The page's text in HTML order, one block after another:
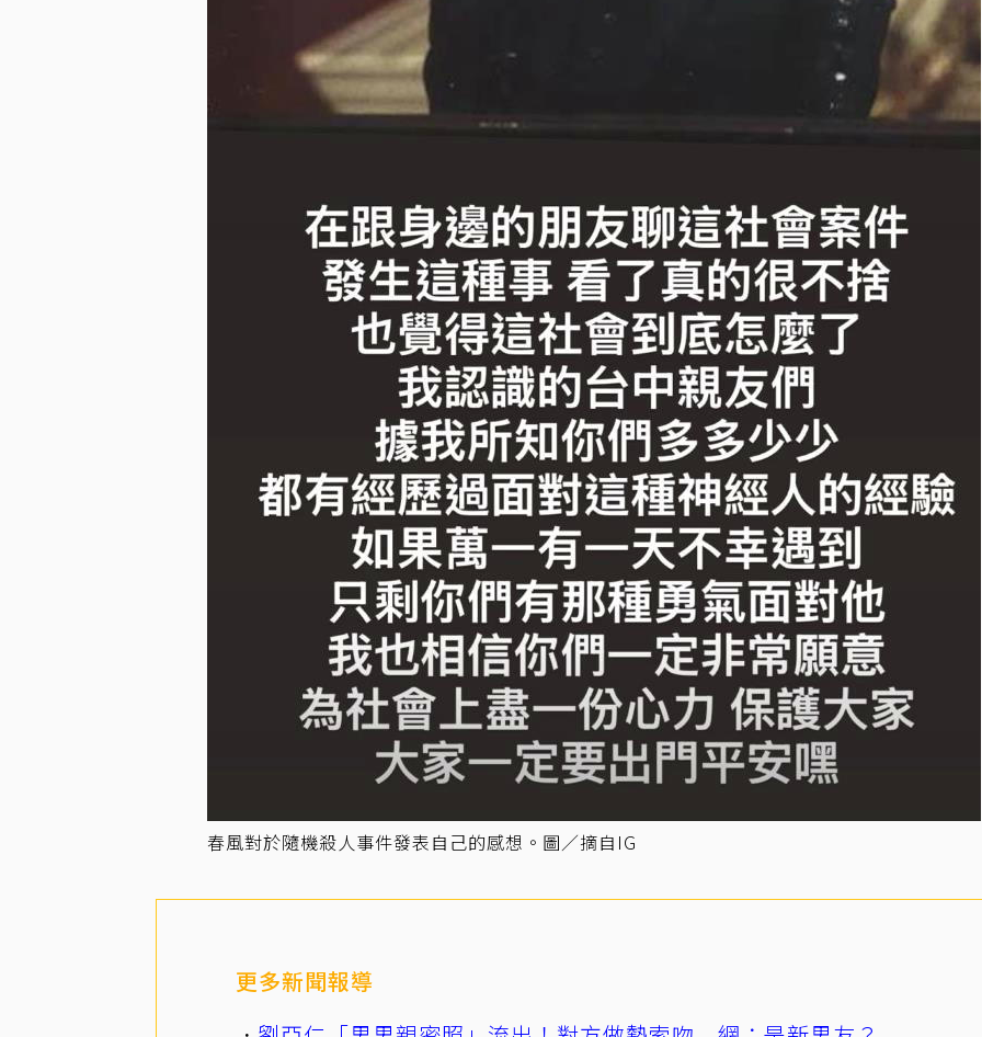
春風對於隨機殺人事件發表自己的感想。圖／摘自IG
更多新聞報導